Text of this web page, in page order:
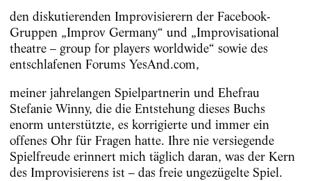
den diskutierenden Improvisierern der Facebook-
Gruppen „Improv Germany“ und „Improvisational
theatre – group for players worldwide“ sowie des
entschlafenen Forums YesAnd.com,
meiner jahrelangen Spielpartnerin und Ehefrau
Stefanie Winny, die die Entstehung dieses Buchs
enorm unterstützte, es korrigierte und immer ein
offenes Ohr für Fragen hatte. Ihre nie versiegende
Spielfreude erinnert mich täglich daran, was der Kern
des Improvisierens ist – das freie ungezügelte Spiel.